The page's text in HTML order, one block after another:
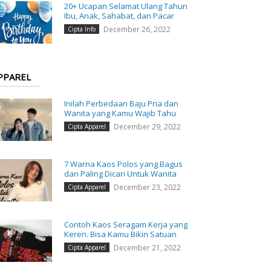
20+ Ucapan Selamat Ulang Tahun
Ibu, Anak, Sahabat, dan Pacar
Cipta Info December 26, 2022
Inilah Perbedaan Baju Pria dan
Wanita yang Kamu Wajib Tahu
Cipta Apparel December 29, 2022
7 Warna Kaos Polos yang Bagus
dan Paling Dicari Untuk Wanita
Cipta Apparel December 23, 2022
Contoh Kaos Seragam Kerja yang
Keren. Bisa Kamu Bikin Satuan
Cipta Apparel December 21, 2022